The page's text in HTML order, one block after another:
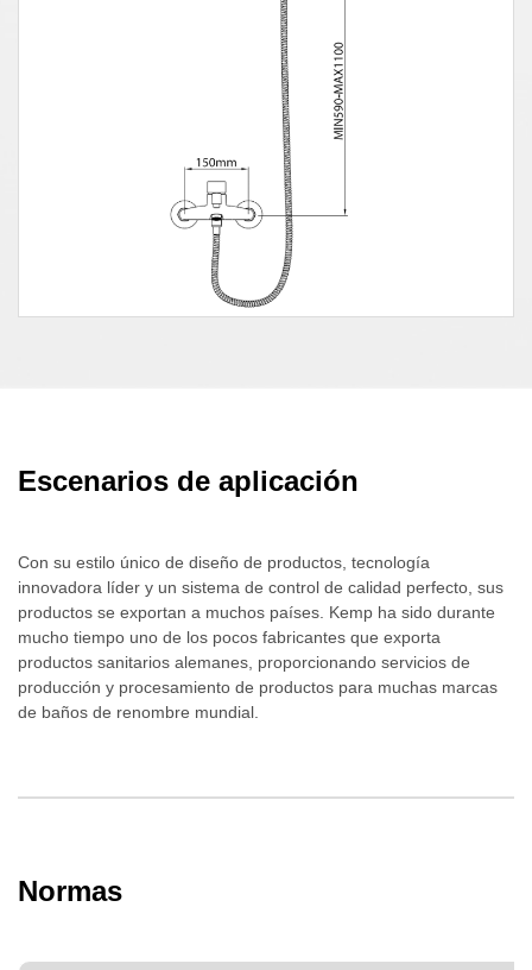
Escenarios de aplicación
Con su estilo único de diseño de productos, tecnología
innovadora líder y un sistema de control de calidad perfecto, sus
productos se exportan a muchos países. Kemp ha sido durante
mucho tiempo uno de los pocos fabricantes que exporta
productos sanitarios alemanes, proporcionando servicios de
producción y procesamiento de productos para muchas marcas
de baños de renombre mundial.
Normas